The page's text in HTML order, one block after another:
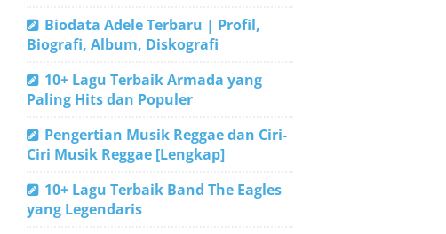
Biodata Adele Terbaru | Profil,
Biografi, Album, Diskografi
10+ Lagu Terbaik Armada yang
Paling Hits dan Populer
Pengertian Musik Reggae dan Ciri-
Ciri Musik Reggae [Lengkap]
10+ Lagu Terbaik Band The Eagles
yang Legendaris